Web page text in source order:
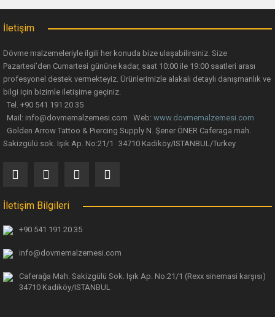
Gönder
208,79 TL
Big Shark Magic Sponge Liquid 2 Gel 170 gr
İletişim
Dövme malzemeleriyle ilgili her konuda bize ulaşabilirsiniz. Size
Pazartesi’den Cumartesi gününe kadar, saat 10:00 ile 19:00 saatleri arası
profesyonel destek vermekteyiz. Ürünlerimizle alakalı detaylı danışmanlık ve
bilgi için bizimle iletişime geçiniz.
Tel. +90 541 191 20 35
Mail: info@dovmemalzemesi.com Web: www.dovmemalzemesi.com
Golden Arrow Tattoo & Piercing Supply N. Şener ÖNER Caferaga mah.
Sakizgülü sok. Işık Ap. No:21/1 34710 Kadiköy/ISTANBUL/Turkey
İletişim Bilgileri
+90 541 191 20 35
info@dovmemalzemesi.com
Caferağa Mah. Sakizgülü Sok. Işık Ap. No:21/1 (Rexx sinemasi karşısı)
34710 Kadiköy/ISTANBUL